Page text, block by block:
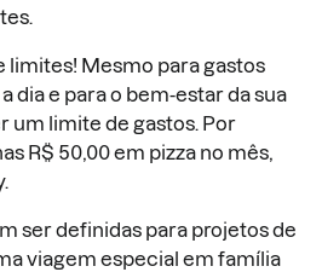
limites! Mesmo para gastos
dia e para o bem-estar da sua
um limite de gastos. Por
R$ 50,00 em pizza no mês,
ser definidas para projetos de
viagem especial em família